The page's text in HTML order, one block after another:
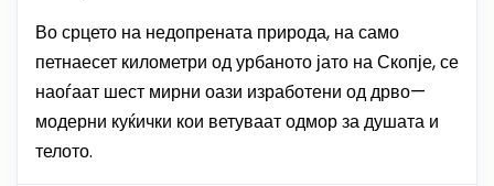
Во срцето на недопрената природа, на само
петнаесет километри од урбаното јато на Скопје, се
наоѓаат шест мирни оази изработени од дрво—
модерни куќички кои ветуваат одмор за душата и
телото.